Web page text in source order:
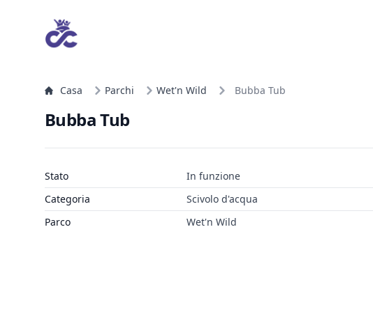
Casa Parchi Wet'n Wild Bubba Tub
Bubba Tub
Stato
In funzione
Categoria
Scivolo d'acqua
Parco
Wet'n Wild